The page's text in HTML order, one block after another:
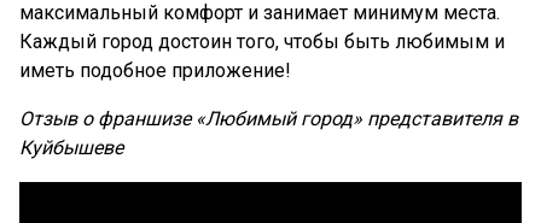
максимальный комфорт и занимает минимум места.
Каждый город достоин того, чтобы быть любимым и
иметь подобное приложение!
Отзыв о франшизе «Любимый город» представителя в
Куйбышеве